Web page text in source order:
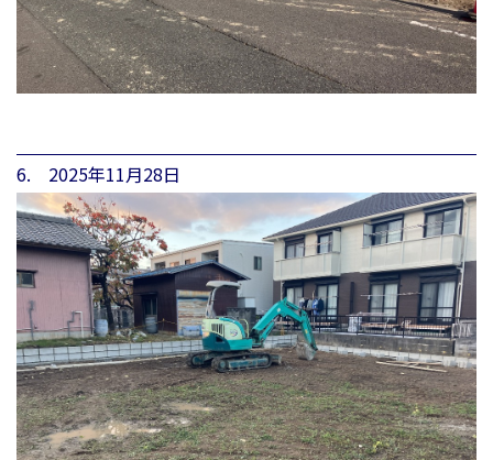
6. 2025年11月28日